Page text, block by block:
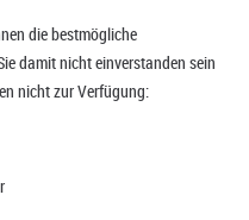
die bestmögliche
damit nicht einverstanden sein
nicht zur Verfügung: